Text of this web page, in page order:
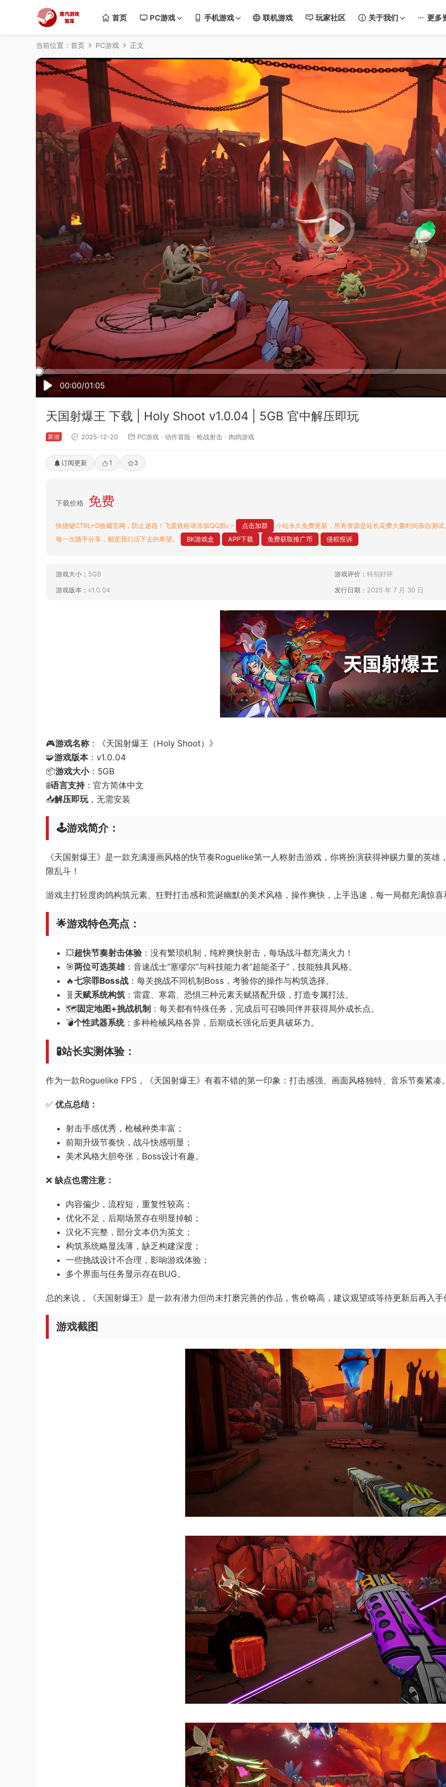
首页 PC游戏 手机游戏 联机游戏 玩家社区 关于我们 更多
当前位置： 首页 PC游戏 正文
00:00/01:05
50% 75% 100%
天国射爆王 下载 | Holy Shoot v1.0.04 | 5GB 官中解压即玩
新游 2025-12-20 PC游戏 · 动作冒险 · 枪战射击 · 肉鸽游戏
订阅更新 1 3
下载价格 免费
快捷键CTRL+D收藏官网，防止迷路！飞星铁粉请添加QQ群👉 点击加群
小站永久免费更新，所有资源是站长花费大量时间亲自测
每一次随手分享，都是我们活下去的希望。
BK游戏盒 APP下载 免费获取推广币 侵权投诉
游戏大小： 5GB 游戏评价： 特别好评
游戏版本： v1.0.04 发行日期： 2025 年 7 月 30 日
🎮游戏名称 ：《天国射爆王（Holy Shoot）》
🧩游戏版本：v1.0.04
📦游戏大小：5GB
🌐语言支持：官方简体中文
📥解压即玩，无需安装
🕹️游戏简介：
《天国射爆王》是一款充满漫画风格的快节奏Roguelike第一人称射击游戏，你将扮演获得神赐力量的英雄
限乱斗！
游戏主打轻度肉鸽构筑元素、狂野打击感和荒诞幽默的美术风格，操作爽快，上手迅速，每一局都充满惊喜
🌟游戏特色亮点：
💥超快节奏射击体验：没有繁琐机制，纯粹爽快射击，每场战斗都充满火力！
🎯两位可选英雄：音速战士“塞缪尔”与科技能力者“超能圣子”，技能独具风格。
🔥七宗罪Boss战 ：每关挑战不同机制Boss，考验你的操作与构筑选择。
🧬 天赋系统构筑 ：雷霆、寒霜、恐惧三种元素天赋搭配升级，打造专属打法。
🗺️固定地图+挑战机制 ：每关都有特殊任务，完成后可召唤同伴并获得局外成长点。
💣个性武器系统：多种枪械风格各异，后期成长强化后更具破坏力。
🧪站长实测体验：
作为一款Roguelike FPS，《天国射爆王》有着不错的第一印象：打击感强、画面风格独特、音乐节奏紧
✅ 优点总结：
射击手感优秀，枪械种类丰富；
前期升级节奏快，战斗快感明显；
美术风格大胆夸张，Boss设计有趣。
❌ 缺点也需注意：
内容偏少，流程短，重复性较高；
优化不足，后期场景存在明显掉帧；
汉化不完整，部分文本仍为英文；
构筑系统略显浅薄，缺乏构建深度；
一些挑战设计不合理，影响游戏体验；
多个界面与任务显示存在BUG。
总的来说，《天国射爆王》是一款有潜力但尚未打磨完善的作品，售价略高，建议观望或等待更新后再入手
游戏截图